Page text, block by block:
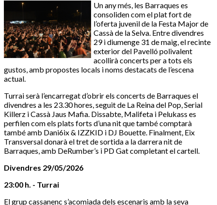
Un any més, les Barraques es
consoliden com el plat fort de
l’oferta juvenil de la Festa Major de
Cassà de la Selva. Entre divendres
29 i diumenge 31 de maig, el recinte
exterior del Pavelló polivalent
acollirà concerts per a tots els
gustos, amb propostes locals i noms destacats de l’escena
actual.
Turrai serà l’encarregat d’obrir els concerts de Barraques el
divendres a les 23.30 hores, seguit de La Reina del Pop, Serial
Killerz i Cassà Jaus Mafia. Dissabte, Malifeta i Pelukass es
perfilen com els plats forts d’una nit que també comptarà
també amb Dani6ix & IZZKID i DJ Bouette. Finalment, Eix
Transversal donarà el tret de sortida a la darrera nit de
Barraques, amb DeRumber’s i PD Gat completant el cartell.
Divendres 29/05/2026
23:00 h. - Turrai
El grup cassanenc s’acomiada dels escenaris amb la seva